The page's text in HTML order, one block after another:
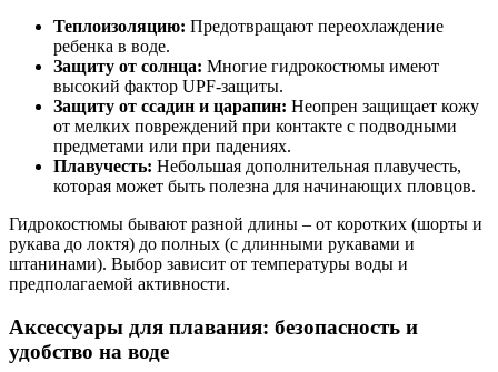
Теплоизоляцию: Предотвращают переохлаждение
ребенка в воде.
Защиту от солнца: Многие гидрокостюмы имеют
высокий фактор UPF-защиты.
Защиту от ссадин и царапин: Неопрен защищает кожу
от мелких повреждений при контакте с подводными
предметами или при падениях.
Плавучесть: Небольшая дополнительная плавучесть,
которая может быть полезна для начинающих пловцов.
Гидрокостюмы бывают разной длины – от коротких (шорты и
рукава до локтя) до полных (с длинными рукавами и
штанинами). Выбор зависит от температуры воды и
предполагаемой активности.
Аксессуары для плавания: безопасность и
удобство на воде